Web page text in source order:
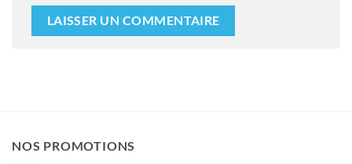
NOS PROMOTIONS